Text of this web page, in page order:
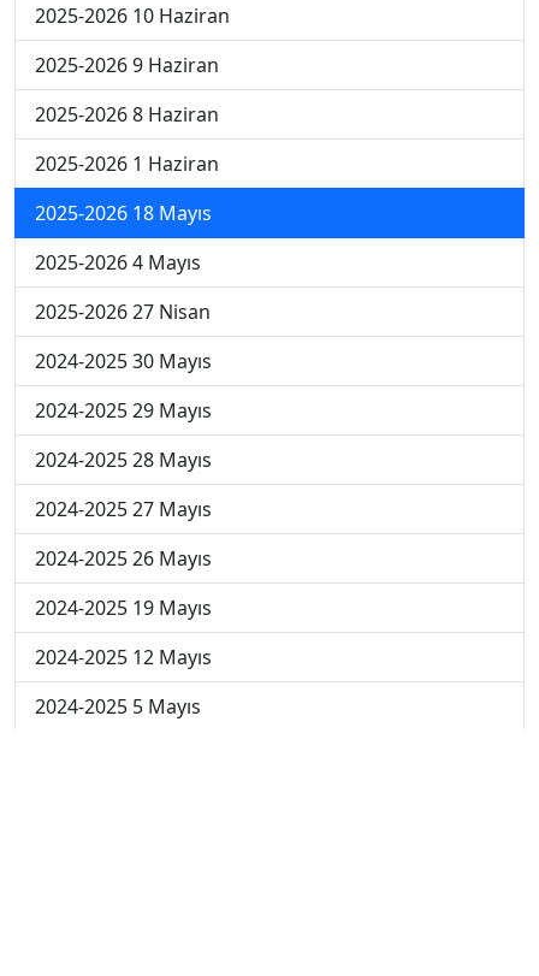
2025-2026 10 Haziran
2025-2026 9 Haziran
2025-2026 8 Haziran
2025-2026 1 Haziran
2025-2026 18 Mayıs
2025-2026 4 Mayıs
2025-2026 27 Nisan
2024-2025 30 Mayıs
2024-2025 29 Mayıs
2024-2025 28 Mayıs
2024-2025 27 Mayıs
2024-2025 26 Mayıs
2024-2025 19 Mayıs
2024-2025 12 Mayıs
2024-2025 5 Mayıs